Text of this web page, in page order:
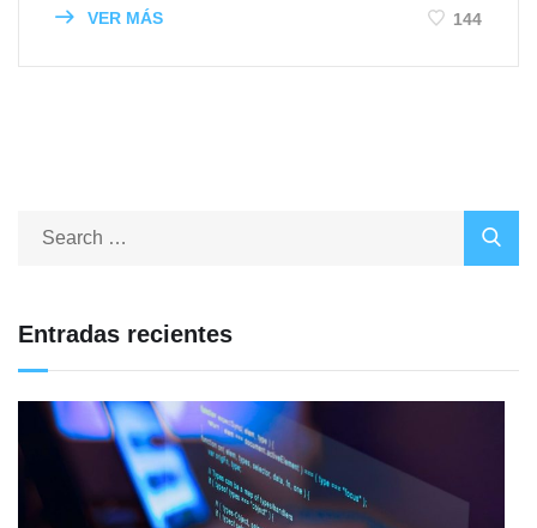
VER MÁS 144
Entradas recientes